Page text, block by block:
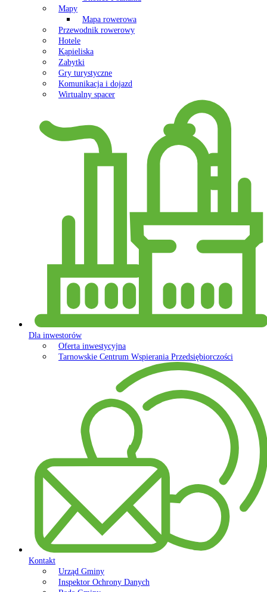
Mapy
Mapa rowerowa
Przewodnik rowerowy
Hotele
Kąpieliska
Zabytki
Gry turystyczne
Komunikacja i dojazd
Wirtualny spacer
Dla inwestorów
Oferta inwestycyjna
Tarnowskie Centrum Wspierania Przedsiębiorczości
Kontakt
Urząd Gminy
Inspektor Ochrony Danych